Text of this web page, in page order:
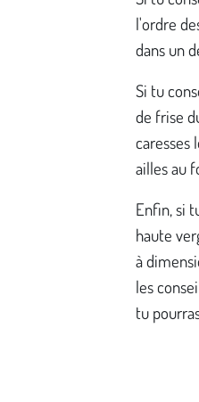
l'ordre
dans un
Si tu
de frise
caresses
ailles au
Enfin, si
haute
à
les
tu